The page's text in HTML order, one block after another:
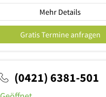
Mehr Details
Gratis Termine anfragen
(0421) 6381-501